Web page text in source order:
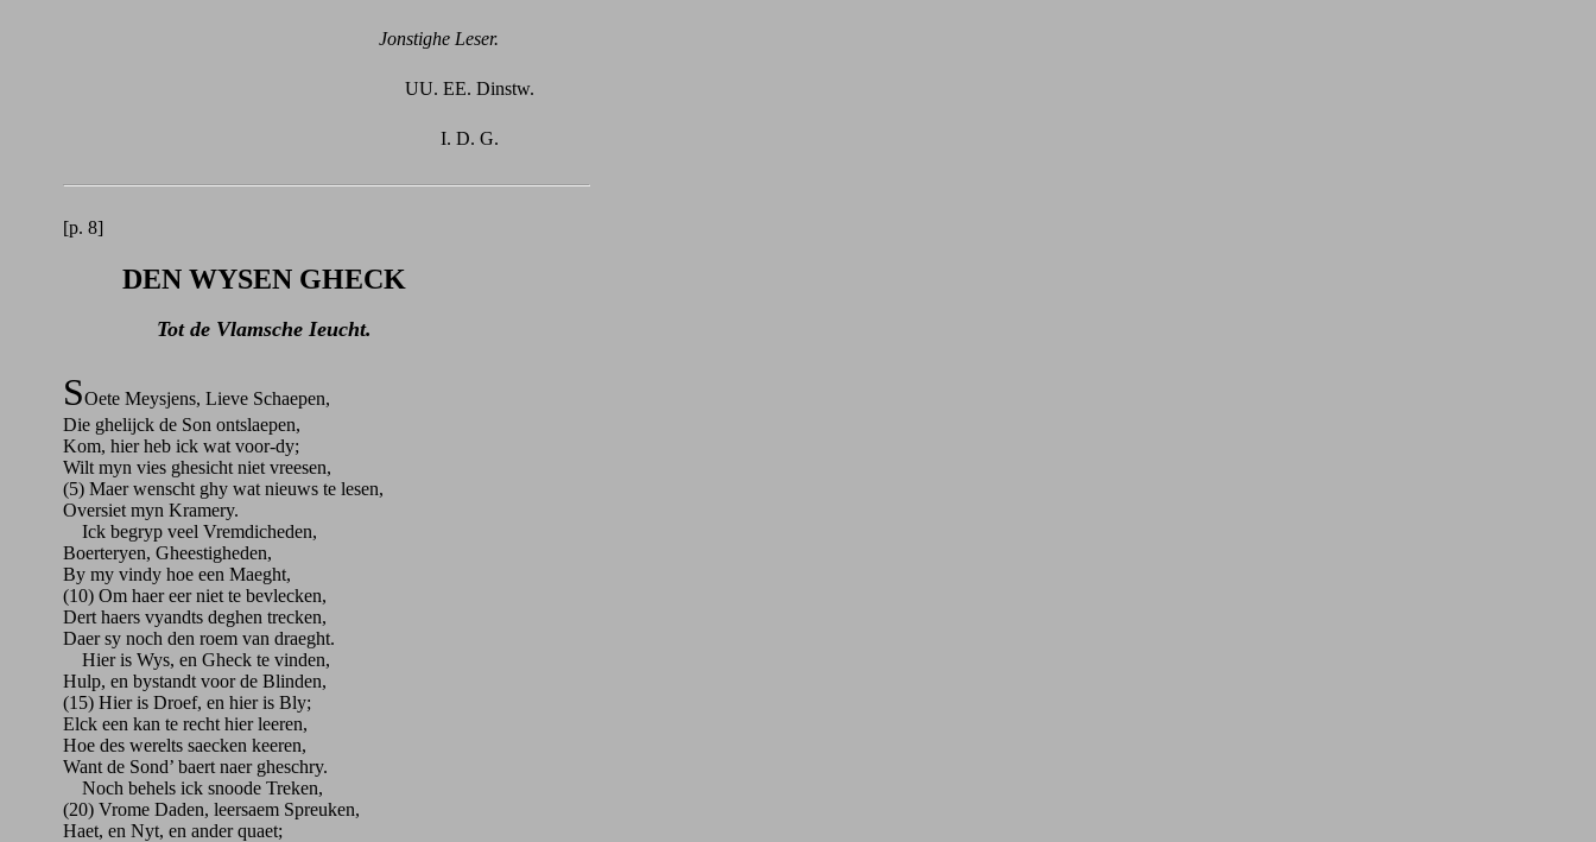
Jonstighe Leser.
UU. EE. Dinstw.
I. D. G.
[p. 8]
DEN WYSEN GHECK
Tot de Vlamsche Ieucht.
SOete Meysjens, Lieve Schaepen,
Die ghelijck de Son ontslaepen,
Kom, hier heb ick wat voor-dy;
Wilt myn vies ghesicht niet vreesen,
(5) Maer wenscht ghy wat nieuws te lesen,
Oversiet myn Kramery.
Ick begryp veel Vremdicheden,
Boerteryen, Gheestigheden,
By my vindy hoe een Maeght,
(10) Om haer eer niet te bevlecken,
Dert haers vyandts deghen trecken,
Daer sy noch den roem van draeght.
Hier is Wys, en Gheck te vinden,
Hulp, en bystandt voor de Blinden,
(15) Hier is Droef, en hier is Bly;
Elck een kan te recht hier leeren,
Hoe des werelts saecken keeren,
Want de Sond’ baert naer gheschry.
Noch behels ick snoode Treken,
(20) Vrome Daden, leersaem Spreuken,
Haet, en Nyt, en ander quaet;